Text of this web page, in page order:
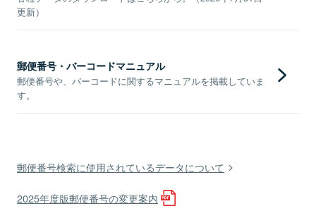
更新）
郵便番号・バーコードマニュアル
郵便番号や、バーコードに関するマニュアルを掲載していま
す。
郵便番号検索に使用されているデータについて
2025年度版郵便番号の変更案内